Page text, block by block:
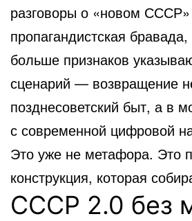
разговоры о «новом СССР»
пропагандистская
больше признаков
сценарий — возвращение
позднесоветский быт, а в
с современной цифровой
Это уже не метафора. Это
конструкция, которая
СССР 2.0 без